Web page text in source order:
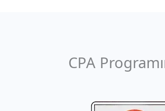
CPA